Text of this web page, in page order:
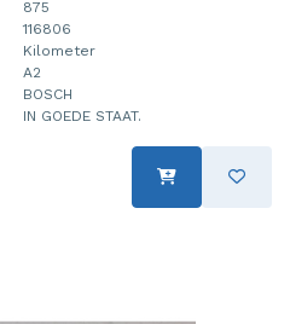
875
116806
Kilometer
A2
BOSCH
IN GOEDE STAAT.